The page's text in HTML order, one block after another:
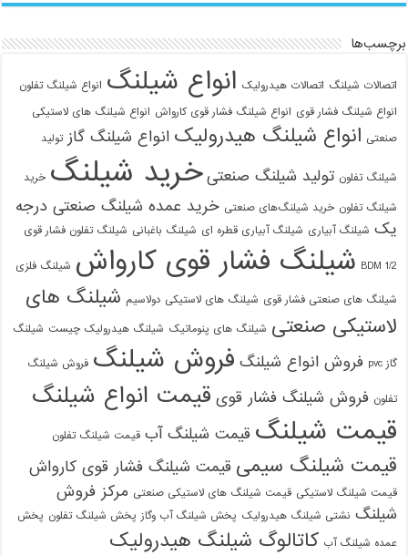
برچسب‌ها
اتصالات شیلنگ اتصالات هیدرولیک انواع شیلنگ انواع شیلنگ تفلون
انواع شیلنگ فشار قوی انواع شیلنگ فشار قوی کارواش انواع شیلنگ های لاستیکی
صنعتی انواع شیلنگ هیدرولیک انواع شیلنگ گاز تولید
شیلنگ تفلون تولید شیلنگ صنعتی خرید شیلنگ خرید
شیلنگ تفلون خرید شیلنگ‌های صنعتی خرید عمده شیلنگ صنعتی درجه
یک شیلنگ آبیاری شیلنگ آبیاری قطره ای شیلنگ باغبانی شیلنگ تفلون فشار قوی
1/2 BDM شیلنگ فشار قوی کارواش شیلنگ فلزی
شیلنگ های صنعتی فشار قوی شیلنگ های لاستیکی دولاسیم شیلنگ های
لاستیکی صنعتی شیلنگ های پنوماتیک شیلنگ هیدرولیک چیست شیلنگ
گاز pvc فروش انواع شیلنگ فروش شیلنگ فروش شیلنگ
تفلون فروش شیلنگ فشار قوی قیمت انواع شیلنگ
قیمت شیلنگ قیمت شیلنگ آب قیمت شیلنگ تفلون
قیمت شیلنگ سیمی قیمت شیلنگ فشار قوی کارواش
قیمت شیلنگ لاستیکی قیمت شیلنگ های لاستیکی صنعتی مرکز فروش
شیلنگ نشتی شیلنگ هیدرولیک پخش شیلنگ آب وگاز پخش شیلنگ تفلون پخش
عمده شیلنگ آب کاتالوگ شیلنگ هیدرولیک